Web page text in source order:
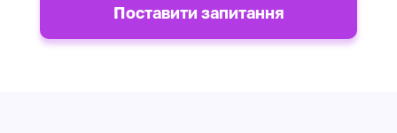
Поставити запитання